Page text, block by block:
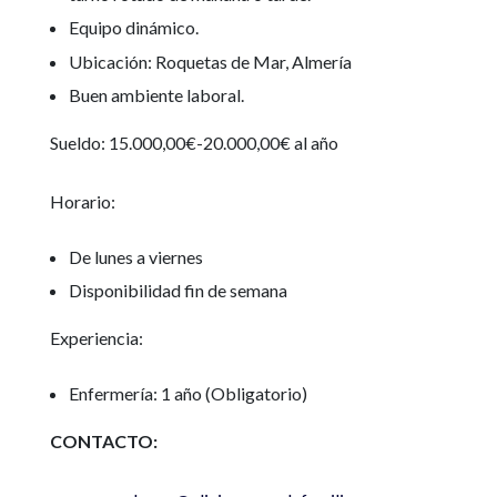
Equipo dinámico.
Ubicación: Roquetas de Mar, Almería
Buen ambiente laboral.
Sueldo: 15.000,00€-20.000,00€ al año
Horario:
De lunes a viernes
Disponibilidad fin de semana
Experiencia:
Enfermería: 1 año (Obligatorio)
CONTACTO: